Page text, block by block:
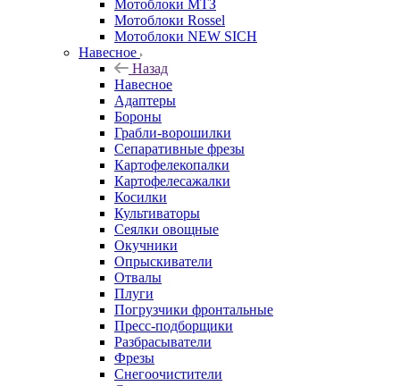
Мотоблоки МТЗ
Мотоблоки Rossel
Мотоблоки NEW SICH
Навесное
Назад
Навесное
Адаптеры
Бороны
Грабли-ворошилки
Сепаративные фрезы
Картофелекопалки
Картофелесажалки
Косилки
Культиваторы
Сеялки овощные
Окучники
Опрыскиватели
Отвалы
Плуги
Погрузчики фронтальные
Пресс-подборщики
Разбрасыватели
Фрезы
Снегоочистители